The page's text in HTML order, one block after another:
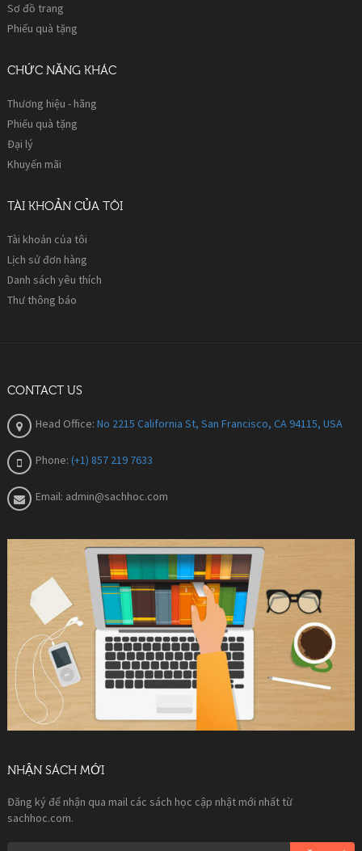
Sơ đồ trang
Phiếu quà tặng
CHỨC NĂNG KHÁC
Thương hiệu - hãng
Phiếu quà tặng
Đại lý
Khuyến mãi
TÀI KHOẢN CỦA TÔI
Tài khoản của tôi
Lịch sử đơn hàng
Danh sách yêu thích
Thư thông báo
CONTACT US
Head Office: No 2215 California St, San Francisco, CA 94115, USA
Phone: (+1) 857 219 7633
Email: admin@sachhoc.com
NHẬN SÁCH MỚI
Đăng ký để nhận qua mail các sách học cập nhật mới nhất từ
sachhoc.com.